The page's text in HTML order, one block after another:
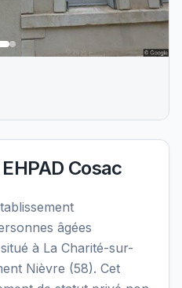
EHPAD Cosac
âgées
à La Charité-sur-
Nièvre (58). Cet